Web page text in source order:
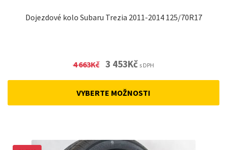
Dojezdové kolo Subaru Trezia 2011-2014 125/70R17
4 663Kč Original
3 453KčCurrent
s DPH
VYBERTE MOŽNOSTI